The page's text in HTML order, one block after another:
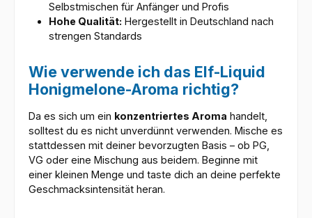
Selbstmischen für Anfänger und Profis
Hohe Qualität: Hergestellt in Deutschland nach
strengen Standards
Wie verwende ich das Elf-Liquid
Honigmelone-Aroma richtig?
Da es sich um ein konzentriertes Aroma handelt,
solltest du es nicht unverdünnt verwenden. Mische es
stattdessen mit deiner bevorzugten Basis – ob PG,
VG oder eine Mischung aus beidem. Beginne mit
einer kleinen Menge und taste dich an deine perfekte
Geschmacksintensität heran.